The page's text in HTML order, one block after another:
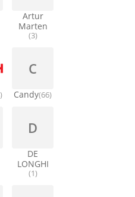
Artur
Marten
(3)
C
Candy(66)
D
DE
LONGHI
(1)